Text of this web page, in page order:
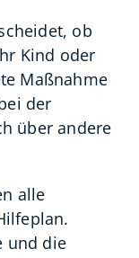
ob
Kind oder
Maßnahme
der
über andere
alle
und die